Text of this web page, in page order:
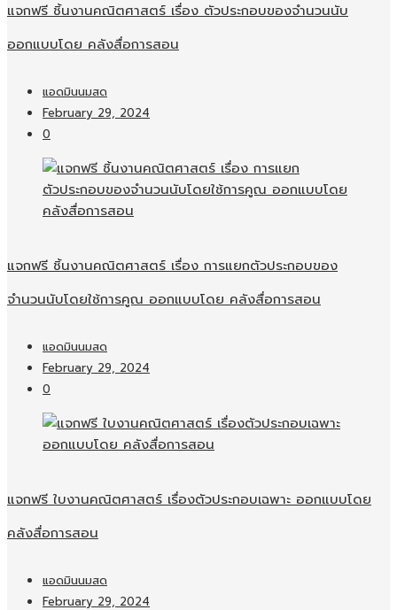
แจกฟรี ชิ้นงานคณิตศาสตร์ เรื่อง ตัวประกอบของจำนวนนับ
ออกแบบโดย คลังสื่อการสอน
แอดมินนมสด
February 29, 2024
0
แจกฟรี ชิ้นงานคณิตศาสตร์ เรื่อง การแยกตัวประกอบของ
จำนวนนับโดยใช้การคูณ ออกแบบโดย คลังสื่อการสอน
แอดมินนมสด
February 29, 2024
0
แจกฟรี ใบงานคณิตศาสตร์ เรื่องตัวประกอบเฉพาะ ออกแบบโดย
คลังสื่อการสอน
แอดมินนมสด
February 29, 2024